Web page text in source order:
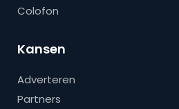
Colofon
Kansen
Adverteren
Partners